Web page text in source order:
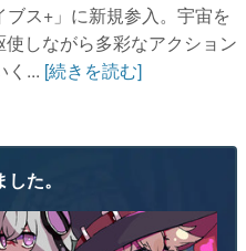
ス+」に新規参入。宇宙を
しながら多彩なアクション
く... [続きを読む]
た。